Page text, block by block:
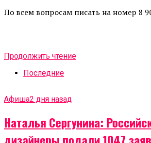
По всем вопросам писать на номер 8
Продолжить чтение
Последние
Афиша2 дня назад
Наталья Сергунина: